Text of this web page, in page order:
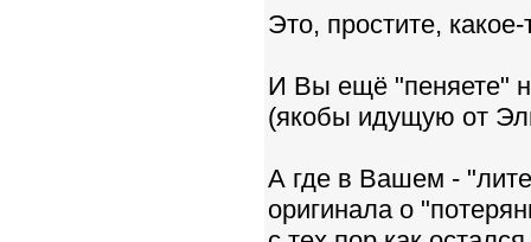
Это, простите,
И Вы ещё "пеняете"
(якобы идущую от
А где в Вашем -
оригинала о